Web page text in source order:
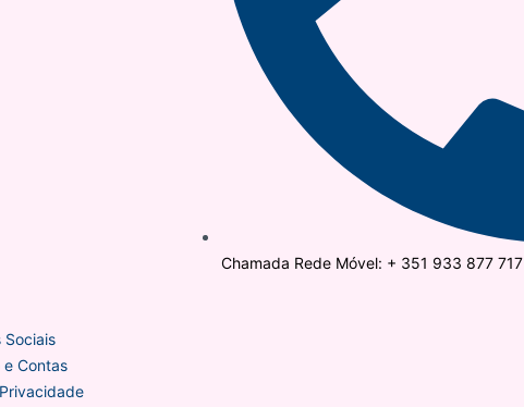
Chamada Rede Móvel: + 351 933 877 717
Sociais
e Contas